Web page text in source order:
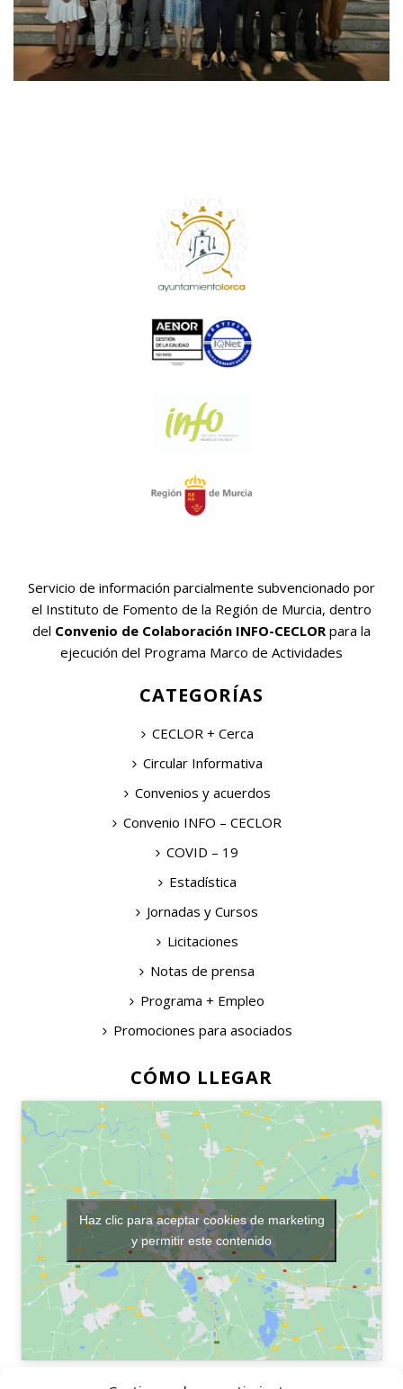
Servicio de información parcialmente subvencionado por
el Instituto de Fomento de la Región de Murcia, dentro
del Convenio de Colaboración INFO-CECLOR para la
ejecución del Programa Marco de Actividades
CATEGORÍAS
CECLOR + Cerca
Circular Informativa
Convenios y acuerdos
Convenio INFO – CECLOR
COVID – 19
Estadística
Jornadas y Cursos
Licitaciones
Notas de prensa
Programa + Empleo
Promociones para asociados
CÓMO LLEGAR
Haz clic para aceptar cookies de marketing
y permitir este contenido